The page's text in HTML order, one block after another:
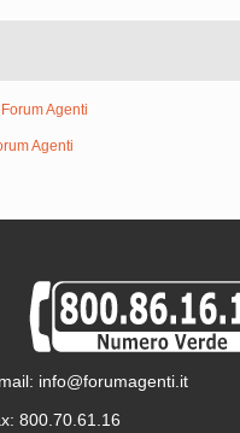
Agenti
Agenti
info@forumagenti.it
800.70.61.16